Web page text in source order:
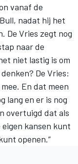
vanaf de
, nadat hij het
De Vries zegt nog
naar de
niet lastig is om
De Vries:
En dat meen
lang en er is nog
overtuigd dat als
kansen kunt
openen.”